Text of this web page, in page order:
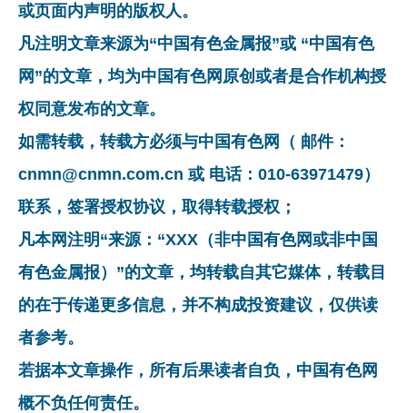
或页面内声明的版权人。
凡注明文章来源为“中国有色金属报”或 “中国有色
网”的文章，均为中国有色网原创或者是合作机构授
权同意发布的文章。
如需转载，转载方必须与中国有色网（ 邮件：
cnmn@cnmn.com.cn 或 电话：010-63971479）
联系，签署授权协议，取得转载授权；
凡本网注明“来源：“XXX（非中国有色网或非中国
有色金属报）”的文章，均转载自其它媒体，转载目
的在于传递更多信息，并不构成投资建议，仅供读
者参考。
若据本文章操作，所有后果读者自负，中国有色网
概不负任何责任。